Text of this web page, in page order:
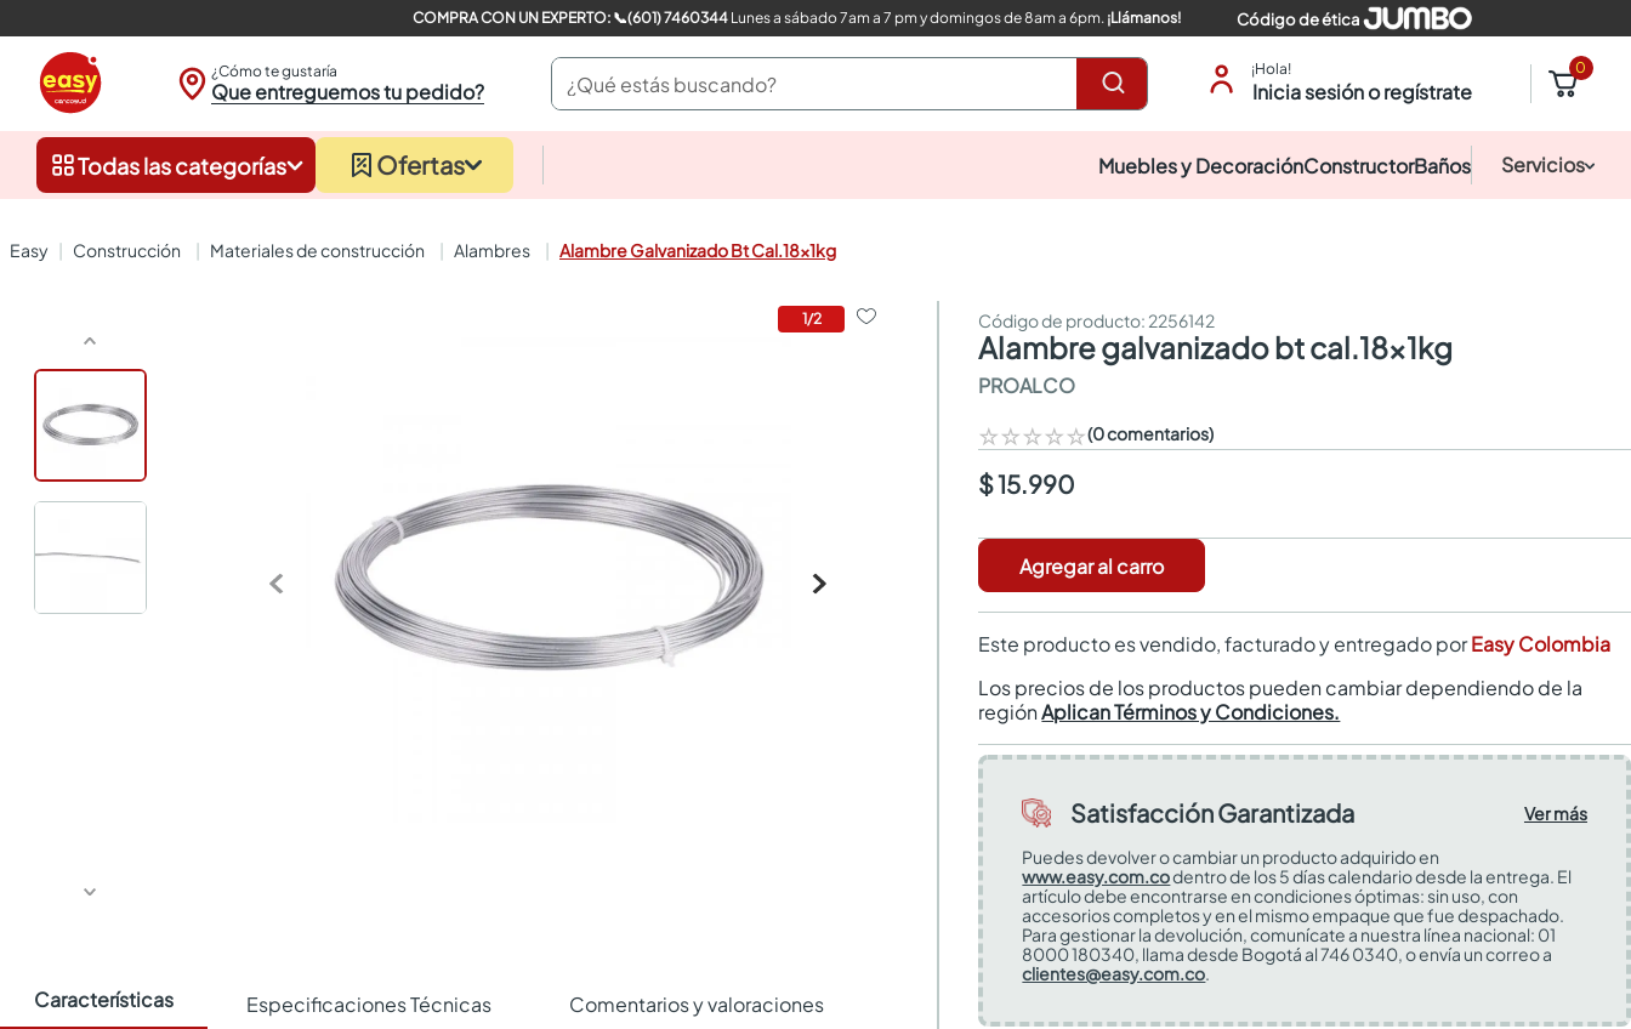
COMPRA CON UN EXPERTO: 📞(601) 7460344Lunes a sábado 7am a 7 pm y domingos de 8am a 6pm. ¡Llámanos! Código de ética
¿Cómo te gustaría
Que entreguemos tu pedido?
¿Qué estás buscando? ¡Hola!
Inicia sesión o regístrate
0
Todas las categorías Ofertas Muebles y DecoraciónConstructorBaños Servicios
construcción materiales de construcción alambres Alambre Galvanizado Bt Cal.18x1kg
1/2
Características Especificaciones Técnicas Comentarios y valoraciones
: 2256142
alambre galvanizado bt cal.18x1kg
PROALCO
☆☆☆☆☆(0 comentarios)
$ 15.990
Agregar al carro
Este producto es vendido, facturado y entregado porEasy Colombia
Los precios de los productos pueden cambiar dependiendo de la
regiónAplican Términos y Condiciones.
Satisfacción Garantizada
Ver más
Puedes devolver o cambiar un producto adquirido en
www.easy.com.codentro de los 5 días calendario desde la entrega. El
artículo debe encontrarse en condiciones óptimas: sin uso, con
accesorios completos y en el mismo empaque que fue despachado.
Para gestionar la devolución, comunícate a nuestra línea nacional: 01
8000 180340, llama desde Bogotá al 746 0340, o envía un correo a
clientes@easy.com.co.
closet
sanitarios